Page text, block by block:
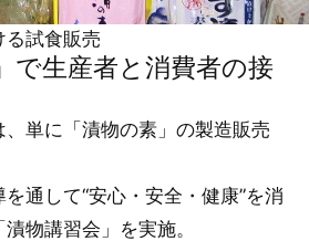
る試食販売
で生産者と消費者の接
単に「漬物の素」の製造販売
通して“安心・安全・健康”を消
物講習会」を実施。